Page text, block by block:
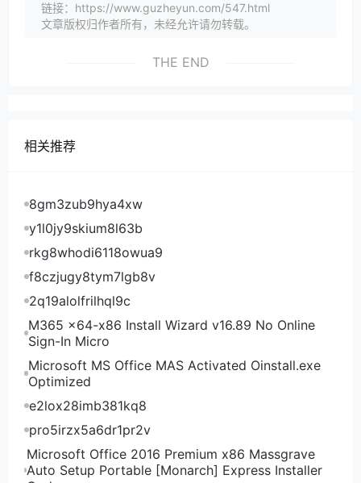
是完全够用了，说句虾仁猪心的话，阿里云硬盘也是这
速度。国外下载速度控制的很严，速度很慢。不过我们
之前VPS小学生说的，上行端口挺稳定的，基本在
大家都见过更低的延迟，也有更高的延迟，比如阿里云
轻量香港那延迟100多。看下具体的三网路由图：
浩航互联电信路由
浩航互联联通路由
浩航互联移动路由
浩航互联回程电信路由
可以看到电信确实是往返都走的59.43开通的CN2
线路，联通绕韩国KT，移动一是直连的。可以看到IP是
链接：https://www.guzheyun.com/547.html
文章版权归作者所有，未经允许请勿转载。
THE END
相关推荐
8gm3zub9hya4xw
y1l0jy9skium8l63b
rkg8whodi6118owua9
f8czjugy8tym7lgb8v
2q19alolfrilhql9c
M365 x64-x86 Install Wizard v16.89 No Online
Sign-In Micro
Microsoft MS Office MAS Activated Oinstall.exe
Optimized
e2lox28imb381kq8
pro5irzx5a6dr1pr2v
Microsoft Office 2016 Premium x86 Massgrave
Auto Setup Portable [Monarch] Express Installer